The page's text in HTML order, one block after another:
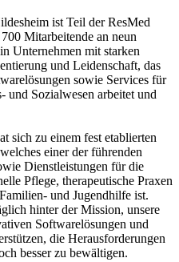
ist Teil der ResMed
Mitarbeitende an neun
Unternehmen mit starken
und Leidenschaft, das
sowie Services für
und Sozialwesen arbeitet und
sich zu einem fest etablierten
einer der führenden
Dienstleistungen für die
Pflege, therapeutische Praxen
und Jugendhilfe ist.
hinter der Mission, unsere
Softwarelösungen und
die Herausforderungen
besser zu bewältigen.